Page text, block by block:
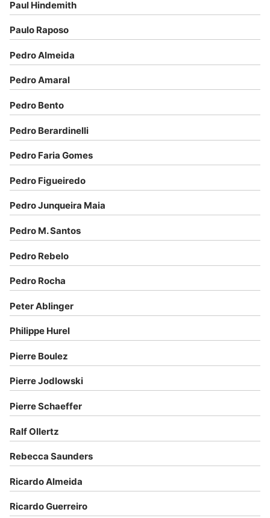
Paul Hindemith
Paulo Raposo
Pedro Almeida
Pedro Amaral
Pedro Bento
Pedro Berardinelli
Pedro Faria Gomes
Pedro Figueiredo
Pedro Junqueira Maia
Pedro M. Santos
Pedro Rebelo
Pedro Rocha
Peter Ablinger
Philippe Hurel
Pierre Boulez
Pierre Jodlowski
Pierre Schaeffer
Ralf Ollertz
Rebecca Saunders
Ricardo Almeida
Ricardo Guerreiro